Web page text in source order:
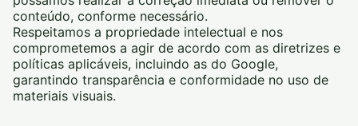
conteúdo, conforme necessário.
Respeitamos a propriedade intelectual e nos
comprometemos a agir de acordo com as diretrizes e
políticas aplicáveis, incluindo as do Google,
garantindo transparência e conformidade no uso de
materiais visuais.